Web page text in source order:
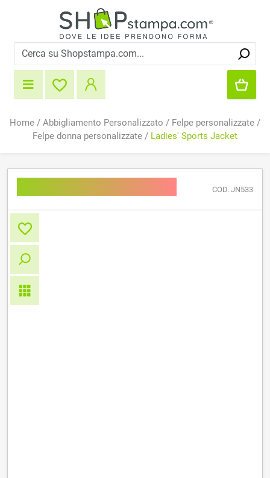
Home / Abbigliamento Personalizzato / Felpe personalizzate /
Felpe donna personalizzate / Ladies' Sports Jacket
COD. JN533